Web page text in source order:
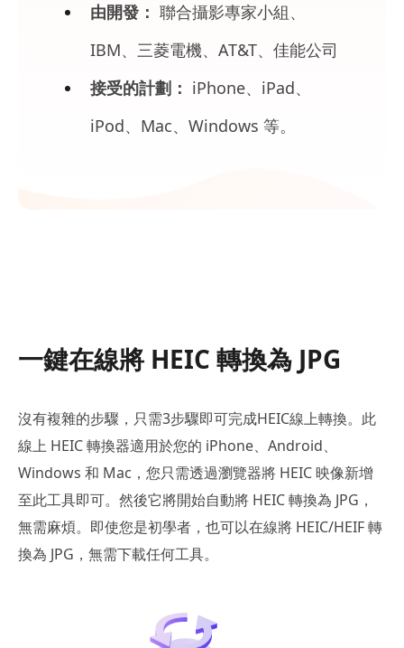
由開發： 聯合攝影專家小組、
IBM、三菱電機、AT&T、佳能公司
接受的計劃： iPhone、iPad、
iPod、Mac、Windows 等。
一鍵在線將 HEIC 轉換為 JPG
沒有複雜的步驟，只需3步驟即可完成HEIC線上轉換。此
線上 HEIC 轉換器適用於您的 iPhone、Android、
Windows 和 Mac，您只需透過瀏覽器將 HEIC 映像新增
至此工具即可。然後它將開始自動將 HEIC 轉換為 JPG，
無需麻煩。即使您是初學者，也可以在線將 HEIC/HEIF 轉
換為 JPG，無需下載任何工具。